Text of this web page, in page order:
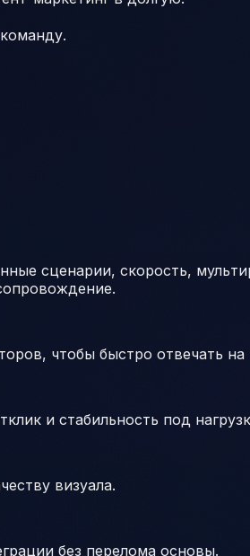
сценарии, скорость,
чтобы быстро отвечать
и стабильность под
визуала.
без перелома основы.